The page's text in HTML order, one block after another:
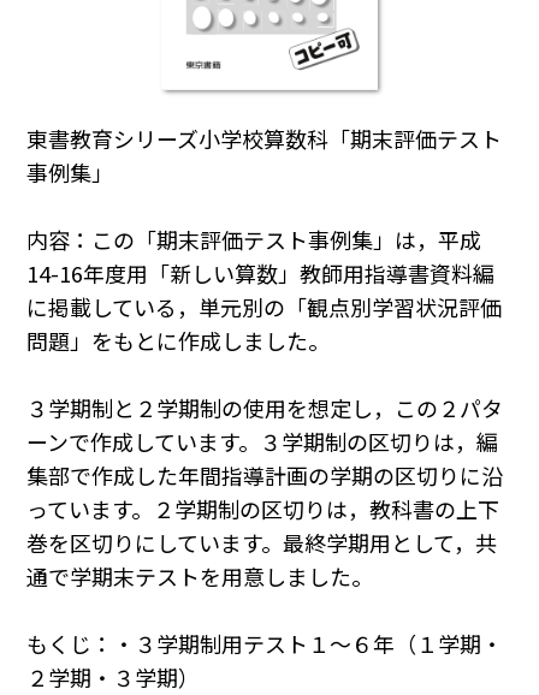
東書教育シリーズ小学校算数科「期末評価テスト
事例集」
内容：この「期末評価テスト事例集」は，平成
14-16年度用「新しい算数」教師用指導書資料編
に掲載している，単元別の「観点別学習状況評価
問題」をもとに作成しました。
３学期制と２学期制の使用を想定し，この２パタ
ーンで作成しています。３学期制の区切りは，編
集部で作成した年間指導計画の学期の区切りに沿
っています。２学期制の区切りは，教科書の上下
巻を区切りにしています。最終学期用として，共
通で学期末テストを用意しました。
もくじ：・３学期制用テスト１～６年（１学期・
２学期・３学期）